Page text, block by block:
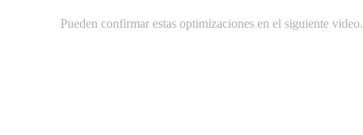
Pueden confirmar estas optimizaciones en el siguiente video.